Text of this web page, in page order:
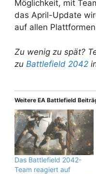
Möglichkeit, mit
das April-Update
auf allen
Zu wenig zu spät?
zu Battlefield 2042
Weitere EA Battlefield
Das Battlefield 2042-
Team reagiert auf